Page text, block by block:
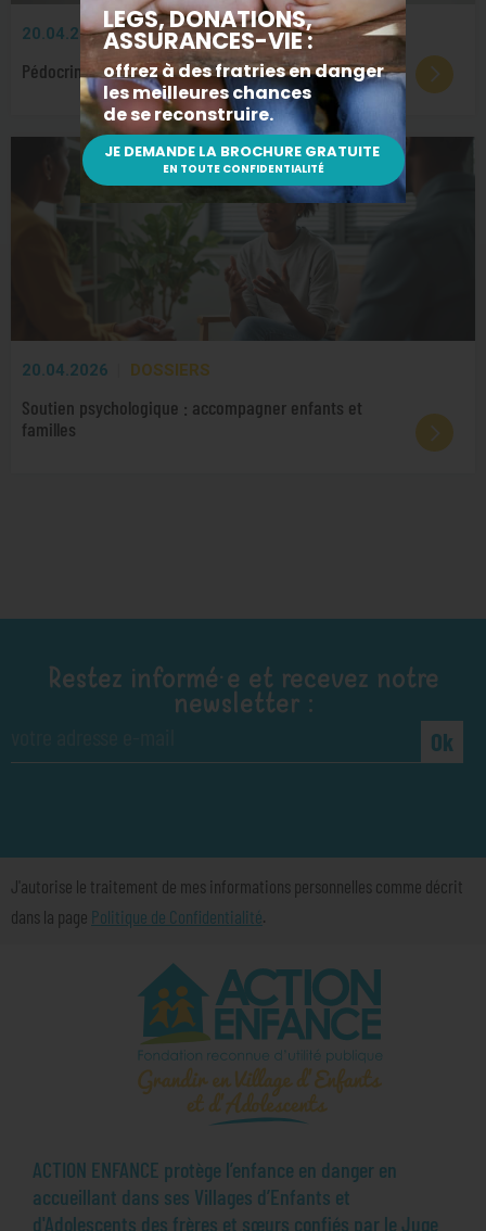
20.04.2026 DOSSIERS
Pédocriminalité : comprendre, prévenir et agir
20.04.2026 DOSSIERS
Soutien psychologique : accompagner enfants et
familles
Restez informé·e et recevez notre
newsletter :
Ok
J'autorise le traitement de mes informations personnelles comme décrit
dans la page Politique de Confidentialité.
ACTION ENFANCE protège l’enfance en danger en
accueillant dans ses Villages d’Enfants et
d'Adolescents des frères et sœurs confiés par le Juge